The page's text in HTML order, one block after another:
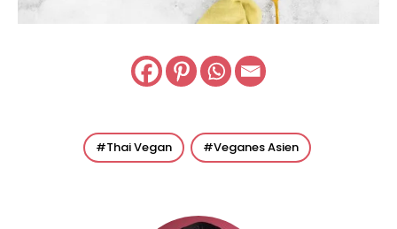
Thai Vegan Veganes Asien